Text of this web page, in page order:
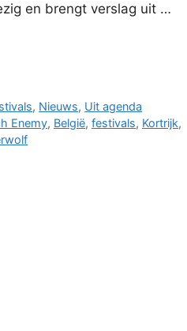
en brengt verslag uit …
, Nieuws, Uit agenda
Enemy, België,festivals, Kortrijk,